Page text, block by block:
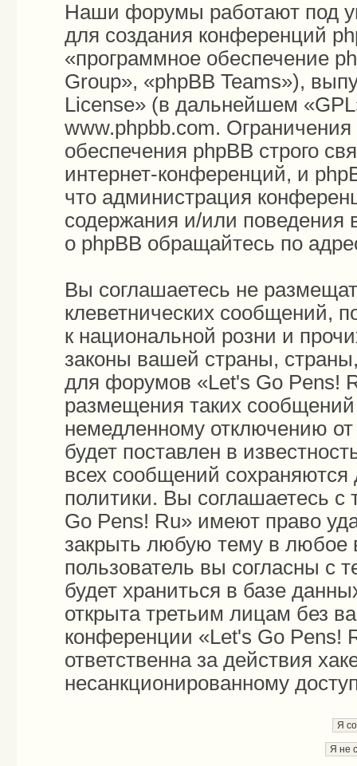
Наши форумы работают под
для создания конференций
«программное обеспечение
Group», «phpBB Teams»),
License» (в дальнейшем
www.phpbb.com.
обеспечения phpBB строго
интернет-конференций, и
что администрация
содержания и/или
о phpBB обращайтесь по
Вы соглашаетесь не
клеветнических сообщений,
к национальной розни и
законы вашей страны, страны,
для форумов «Let's Go Pens!
размещения таких
немедленному отключению
будет поставлен в
всех сообщений
политики. Вы соглашаетесь
Go Pens! Ru» имеют право
закрыть любую тему в любое
пользователь вы согласны с
будет храниться в базе
открыта третьим лицам без
конференции «Let's Go Pens!
ответственна за действия
несанкционированному